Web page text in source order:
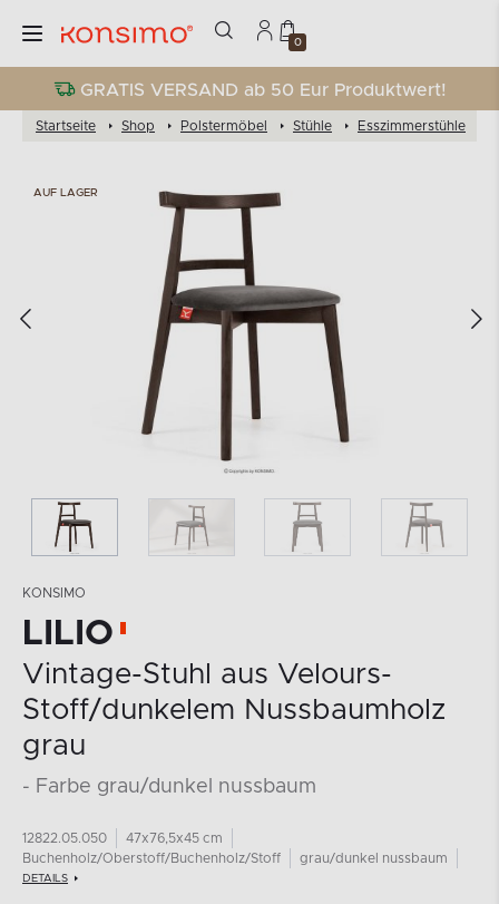
0
GRATIS VERSAND ab 50 Eur Produktwert!
Startseite Shop Polstermöbel Stühle Esszimmerstühle
AUF LAGER
KONSIMO
LILIO
Vintage-Stuhl aus Velours-
Stoff/dunkelem Nussbaumholz
grau
- Farbe grau/dunkel nussbaum
12822.05.050
47x76,5x45 cm
Buchenholz/Oberstoff/Buchenholz/Stoff
grau/dunkel nussbaum
DETAILS